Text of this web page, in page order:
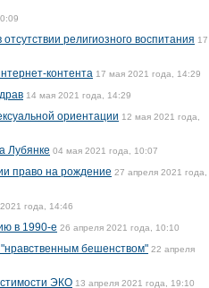
религиозного воспитания 17
контента 17 мая 2021 года, 14:29
14 мая 2021 года, 14:29
ориентации 12 мая 2021 года,
Лубянке 04 мая 2021 года, 10:07
право на рождение 27 апреля 2021 года,
года, 14:46
в 1990-е 26 апреля 2021 года, 10:10
бешенством" 22 апреля
ЭКО 13 апреля 2021 года, 19:10